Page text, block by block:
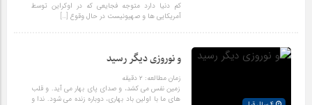
کم دنیا دارد متوجه فجایعی که در اوکراین توسط
آمریکایی ها و صهیونیست در حال وقوع […]
و نوروزی دیگر رسید
زمان مطالعه: ۲ دقیقه
زمین نفس می کشد، و صدای پای بهار می آید. و قلب
های ما با اولین باد بهاری، دوباره زنده می شود. ندا و